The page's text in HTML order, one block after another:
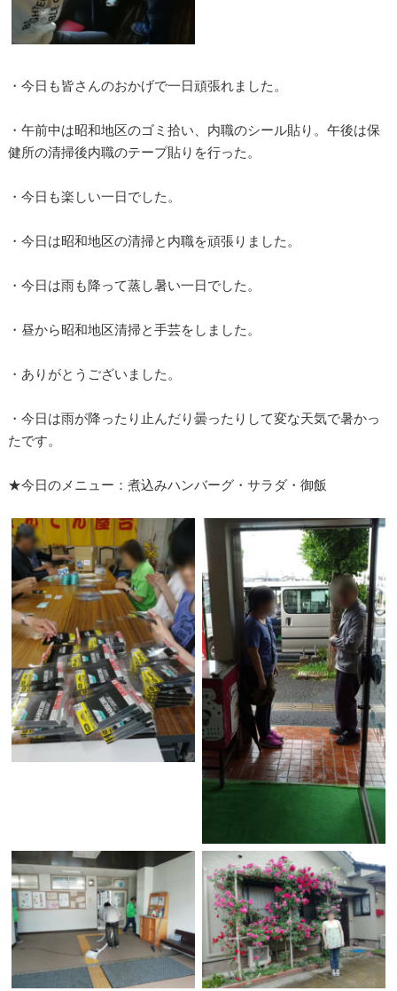
・今日も皆さんのおかげで一日頑張れました。
・午前中は昭和地区のゴミ拾い、内職のシール貼り。午後は保
健所の清掃後内職のテープ貼りを行った。
・今日も楽しい一日でした。
・今日は昭和地区の清掃と内職を頑張りました。
・今日は雨も降って蒸し暑い一日でした。
・昼から昭和地区清掃と手芸をしました。
・ありがとうございました。
・今日は雨が降ったり止んだり曇ったりして変な天気で暑かっ
たです。
★今日のメニュー：煮込みハンバーグ・サラダ・御飯